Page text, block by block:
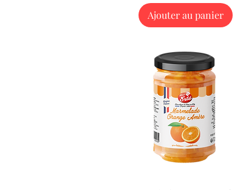
Ajouter au panier